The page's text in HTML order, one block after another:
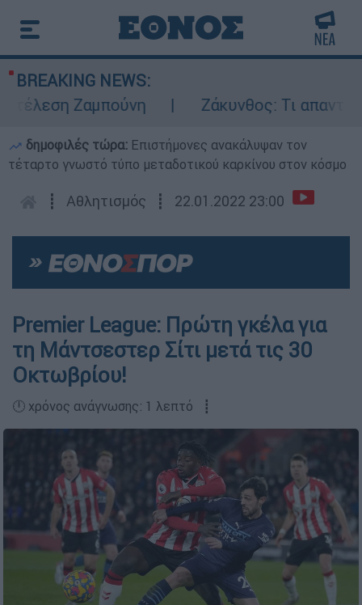
BREAKING NEWS:
Ζαμπούνη
Ζάκυνθος: Τι απαντά η
δημοφιλές τώρα: Επιστήμονες ανακάλυψαν τον
τέταρτο γνωστό τύπο μεταδοτικού καρκίνου στον κόσμο
┋ Αθλητισμός ┋ 22.01.2022 23:00
Premier League: Πρώτη γκέλα για
τη Μάντσεστερ Σίτι μετά τις 30
Οκτωβρίου!
🕛 χρόνος ανάγνωσης: 1 λεπτό ┋